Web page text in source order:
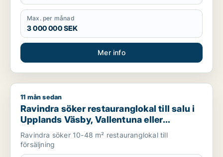
Max. per månad
3 000 000 SEK
Mer info
Ravindra söker restauranglokal till salu i Upplands Väsby,
11 mån sedan
Ravindra söker restauranglokal till salu i
Upplands Väsby, Vallentuna eller
Österåker m.fl.
Ravindra söker 10-48 m² restauranglokal till
försäljning